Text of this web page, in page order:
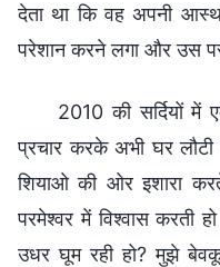
देता था कि वह अपनी
परेशान करने लगा और उस
2010 की सर्दियों में
प्रचार करके अभी घर
शियाओ की ओर इशारा
परमेश्वर में विश्वास करती
उधर घूम रही हो? मुझे